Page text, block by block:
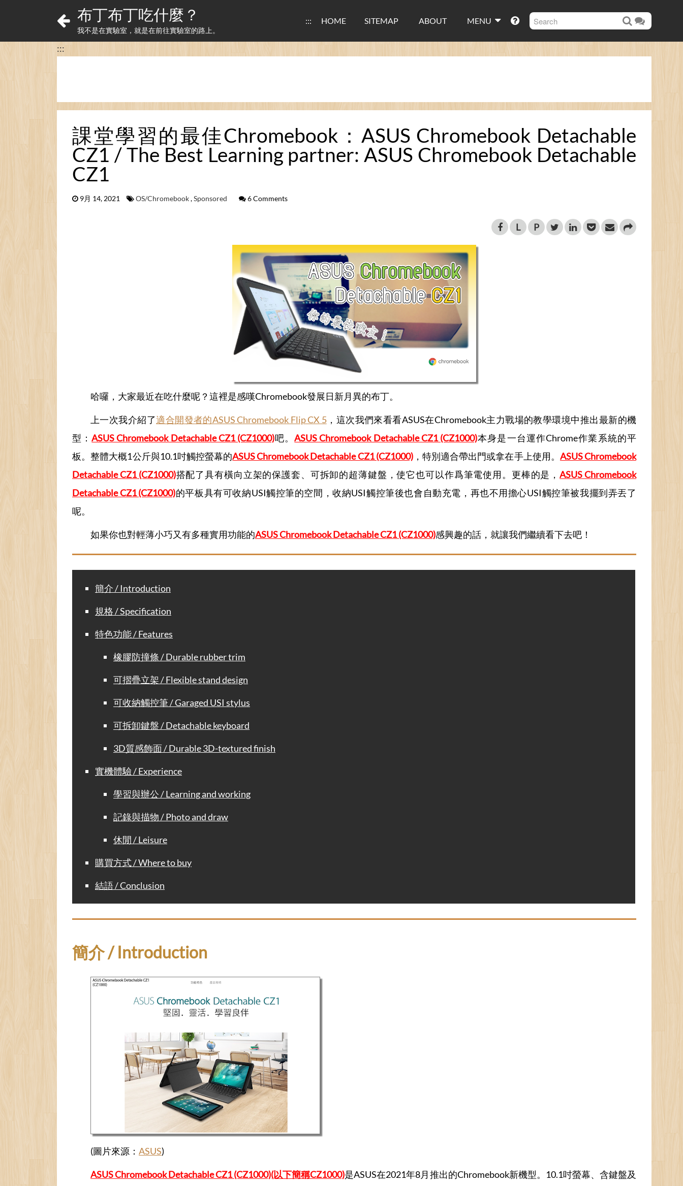
布丁布丁吃什麼？
我不是在實驗室，就是在前往實驗室的路上。
::: HOME SITEMAP ABOUT MENU
:::
課堂學習的最佳Chromebook：ASUS Chromebook Detachable
CZ1 / The Best Learning partner: ASUS Chromebook Detachable
CZ1
9月 14, 2021 OS/Chromebook,Sponsored 6 Comments
L P
哈囉，大家最近在吃什麼呢？這裡是感嘆Chromebook發展日新月異的布丁。
上一次我介紹了適合開發者的ASUS Chromebook Flip CX 5，這次我們來看看ASUS在Chromebook主力戰場的教學環境中推出最新的機
型：ASUS Chromebook Detachable CZ1 (CZ1000)吧。ASUS Chromebook Detachable CZ1 (CZ1000)本身是一台運作Chrome作業系統的平
板。整體大概1公斤與10.1吋觸控螢幕的ASUS Chromebook Detachable CZ1 (CZ1000)，特別適合帶出門或拿在手上使用。 ASUS Chromebook
Detachable CZ1 (CZ1000)搭配了具有橫向立架的保護套、可拆卸的超薄鍵盤，使它也可以作爲筆電使用。更棒的是，ASUS Chromebook
Detachable CZ1 (CZ1000)的平板具有可收納USI觸控筆的空間，收納USI觸控筆後也會自動充電，再也不用擔心USI觸控筆被我擺到弄丟了
呢。
如果你也對輕薄小巧又有多種實用功能的ASUS Chromebook Detachable CZ1 (CZ1000)感興趣的話，就讓我們繼續看下去吧！
簡介 / Introduction
規格 / Specification
特色功能 / Features
橡膠防撞條 / Durable rubber trim
可摺疊立架 / Flexible stand design
可收納觸控筆 / Garaged USI stylus
可拆卸鍵盤 / Detachable keyboard
3D質感飾面 / Durable 3D-textured finish
實機體驗 / Experience
學習與辦公 / Learning and working
記錄與描物 / Photo and draw
休閒 / Leisure
購買方式 / Where to buy
結語 / Conclusion
簡介 / Introduction
(圖片來源： ASUS)
ASUS Chromebook Detachable CZ1 (CZ1000)(以下簡稱CZ1000)是ASUS在2021年8月推出的Chromebook新機型。10.1吋螢幕、含鍵盤及